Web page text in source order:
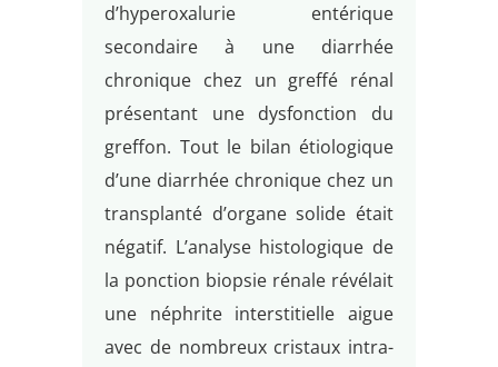
d’hyperoxalurie entérique
secondaire à une diarrhée
chronique chez un greffé rénal
présentant une dysfonction du
greffon. Tout le bilan étiologique
d’une diarrhée chronique chez un
transplanté d’organe solide était
négatif. L’analyse histologique de
la ponction biopsie rénale révélait
une néphrite interstitielle aigue
avec de nombreux cristaux intra-